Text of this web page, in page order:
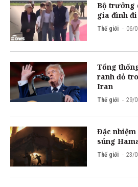
Bộ trưởng
gia đình đi
Thế giới 06/
Tổng
ranh đỏ
Iran
Thế giới 29/
Đặc
súng
Thế giới 23/